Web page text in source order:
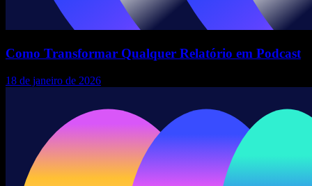
Como Transformar Qualquer Relatório em Podcast
18 de janeiro de 2026